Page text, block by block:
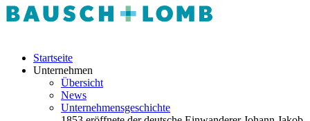
Startseite
Unternehmen
Übersicht
News
Unternehmensgeschichte